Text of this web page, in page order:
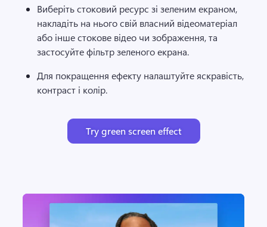
Виберіть стоковий ресурс зі зеленим екраном,
накладіть на нього свій власний відеоматеріал
або інше стокове відео чи зображення, та
застосуйте фільтр зеленого екрана.
Для покращення ефекту налаштуйте яскравість,
контраст і колір.
Try green screen effect